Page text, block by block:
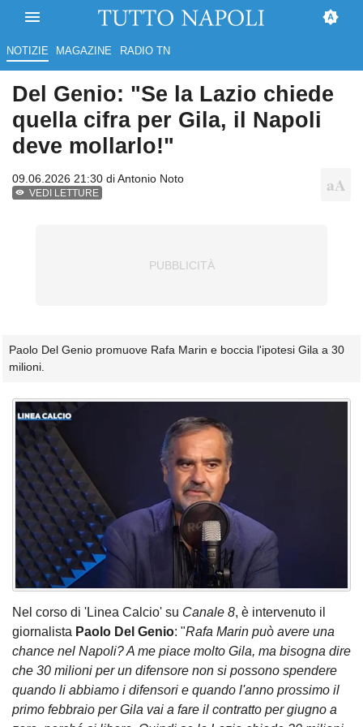
NOTIZIE MAGAZINE RADIO TN
Del Genio: "Se la Lazio chiede
quella cifra per Gila, il Napoli
deve mollarlo!"
09.06.2026 21:30 diAntonio Noto
VEDI LETTURE
Paolo Del Genio promuove Rafa Marin e boccia l'ipotesi Gila a 30
milioni.
Nel corso di 'Linea Calcio' su Canale 8, è intervenuto il
giornalista Paolo Del Genio: "Rafa Marin può avere una
chance nel Napoli? A me piace molto Gila, ma bisogna dire
che 30 milioni per un difensore non si possono spendere
quando li abbiamo i difensori e quando l'anno prossimo il
primo febbraio per Gila vai a fare il contratto per giugno a